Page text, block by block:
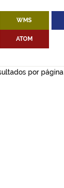
WMS
ATOM
por página